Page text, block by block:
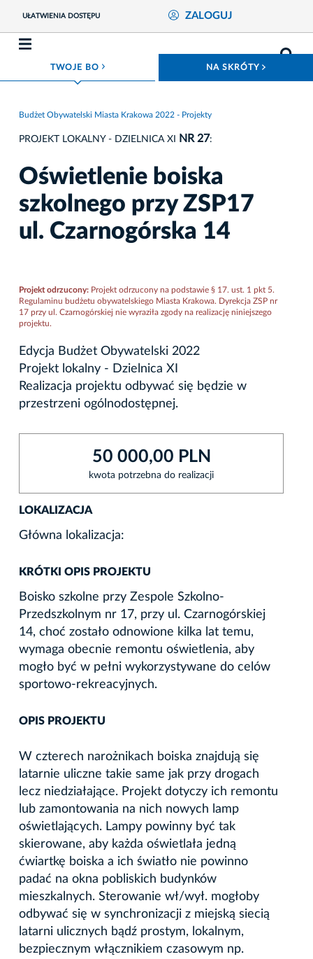
UŁATWIENIA DOSTĘPU ZALOGUJ
TWOJE BO ROZWIŃ MENU NA SKRÓTY
Budżet Obywatelski Miasta Krakowa 2022 - Projekty
PROJEKT LOKALNY - DZIELNICA XI NR 27:
Oświetlenie boiska
szkolnego przy ZSP17
ul. Czarnogórska 14
Projekt odrzucony: Projekt odrzucony na podstawie § 17. ust. 1 pkt 5.
Regulaminu budżetu obywatelskiego Miasta Krakowa. Dyrekcja ZSP nr
17 przy ul. Czarnogórskiej nie wyraziła zgody na realizację niniejszego
projektu.
Edycja Budżet Obywatelski 2022
Projekt lokalny - Dzielnica XI
Realizacja projektu odbywać się będzie w
przestrzeni ogólnodostępnej.
50 000,00 PLN
kwota potrzebna do realizacji
LOKALIZACJA
Główna lokalizacja:
KRÓTKI OPIS PROJEKTU
Boisko szkolne przy Zespole Szkolno-
Przedszkolnym nr 17, przy ul. Czarnogórskiej
14, choć zostało odnowione kilka lat temu,
wymaga obecnie remontu oświetlenia, aby
mogło być w pełni wykorzystywane do celów
sportowo-rekreacyjnych.
OPIS PROJEKTU
W czterech narożnikach boiska znajdują się
latarnie uliczne takie same jak przy drogach
lecz niedziałające. Projekt dotyczy ich remontu
lub zamontowania na nich nowych lamp
oświetlających. Lampy powinny być tak
skierowane, aby każda oświetlała jedną
ćwiartkę boiska a ich światło nie powinno
padać na okna pobliskich budynków
mieszkalnych. Sterowanie wł/wył. mogłoby
odbywać się w synchronizacji z miejską siecią
latarni ulicznych bądź prostym, lokalnym,
bezpiecznym włącznikiem czasowym np.